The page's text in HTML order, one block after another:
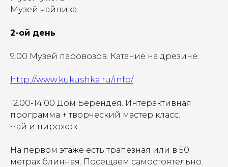
Музей чайника
2-ой день
9.00 Музей паровозов. Катание на дрезине.
http://www.kukushka.ru/info/
12.00-14.00 Дом Берендея. Интерактивная
программа + творческий мастер класс.
Чай и пирожок.
На первом этаже есть трапезная или в 50
метрах блинная. Посещаем самостоятельно.